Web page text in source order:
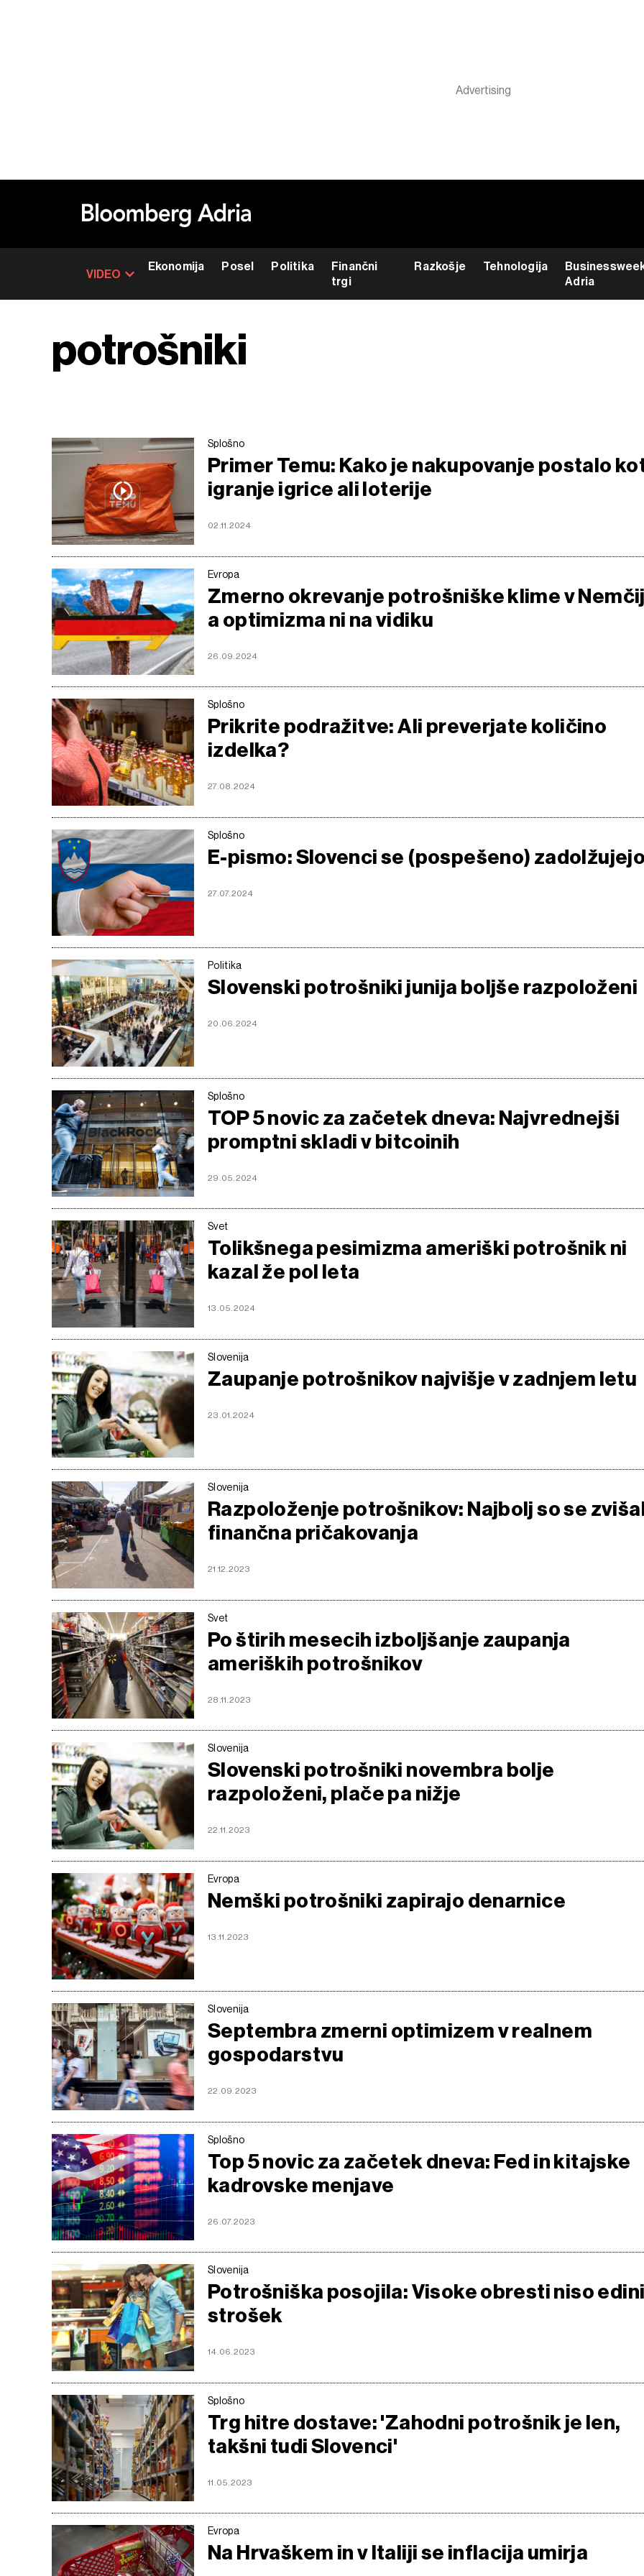
VIDEO
Ekonomija Posel Politika
Finančni
trgi
Razkošje Tehnologija
Adria
potrošniki
Splošno
Primer Temu: Kako je nakupovanje postalo
igranje igrice ali loterije
02.11.2024
Evropa
Zmerno okrevanje potrošniške klime v
a optimizma ni na vidiku
26.09.2024
Splošno
Prikrite podražitve: Ali preverjate količino
izdelka?
27.08.2024
Splošno
E-pismo: Slovenci se (pospešeno)
27.07.2024
Politika
Slovenski potrošniki junija boljše razpoloženi
20.06.2024
Splošno
TOP 5 novic za začetek dneva: Najvrednejši
promptni skladi v bitcoinih
29.05.2024
Svet
Tolikšnega pesimizma ameriški potrošnik ni
kazal že pol leta
13.05.2024
Slovenija
Zaupanje potrošnikov najvišje v zadnjem letu
23.01.2024
Slovenija
Razpoloženje potrošnikov: Najbolj so se
finančna pričakovanja
21.12.2023
Svet
Po štirih mesecih izboljšanje zaupanja
ameriških potrošnikov
28.11.2023
Slovenija
Slovenski potrošniki novembra bolje
razpoloženi, plače pa nižje
22.11.2023
Evropa
Nemški potrošniki zapirajo denarnice
13.11.2023
Slovenija
Septembra zmerni optimizem v realnem
gospodarstvu
22.09.2023
Splošno
Top 5 novic za začetek dneva: Fed in kitajske
kadrovske menjave
26.07.2023
Slovenija
Potrošniška posojila: Visoke obresti niso
strošek
14.06.2023
Splošno
Trg hitre dostave: 'Zahodni potrošnik je len,
takšni tudi Slovenci'
11.05.2023
Evropa
Na Hrvaškem in v Italiji se inflacija umirja